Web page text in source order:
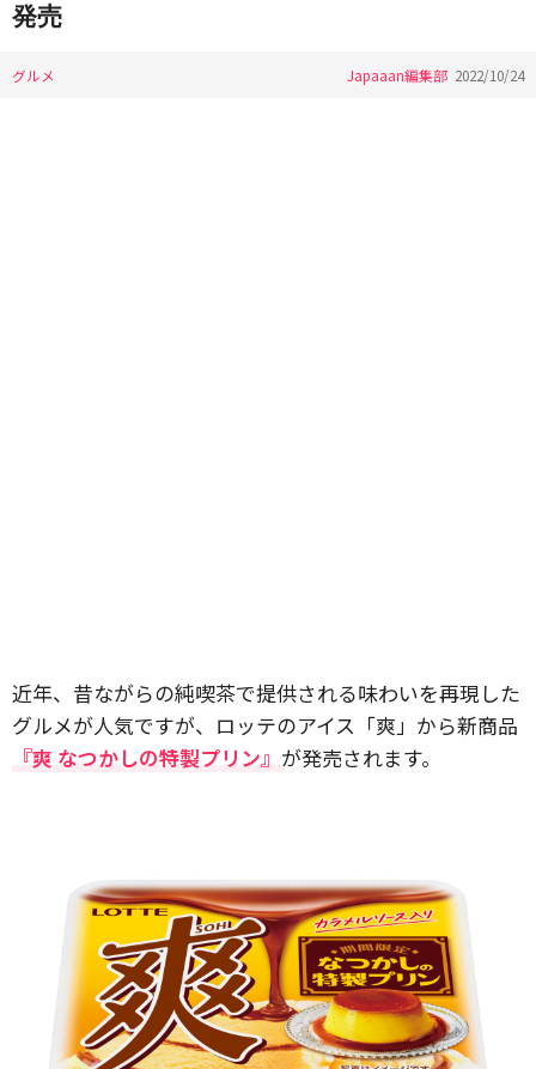
発売
グルメ Japaaan編集部 2022/10/24
近年、昔ながらの純喫茶で提供される味わいを再現した
グルメが人気ですが、ロッテのアイス「爽」から新商品
『爽 なつかしの特製プリン』 が発売されます。